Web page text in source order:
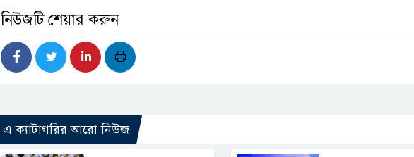
নিউজটি শেয়ার করুন
এ ক্যাটাগরির আরো নিউজ